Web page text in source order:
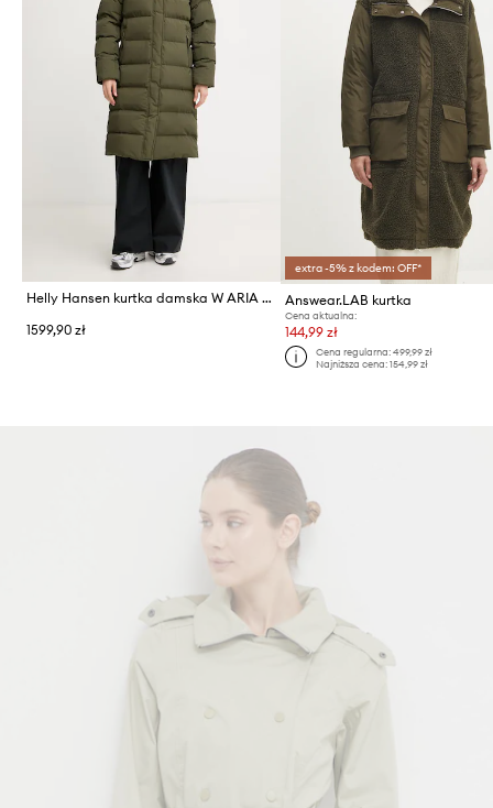
Helly Hansen kurtka damska W ARIA LONG PARKA
1599,90 zł
extra -5% z kodem: OFF*
Answear.LAB kurtka
Cena aktualna:
144,99 zł
Cena regularna: 499,99 zł
Najniższa cena: 154,99 zł